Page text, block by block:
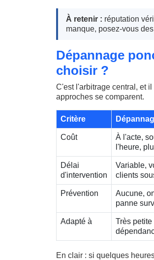
À retenir : réputation
manque, posez-vous
Dépannage
choisir ?
C'est l'arbitrage central, et
approches se comparent.
Critère
Coût
À l'acte,
l'heure,
Délai
d'intervention
Variable,
clients
Prévention
Aucune,
panne
Adapté à
Très
En clair : si quelques